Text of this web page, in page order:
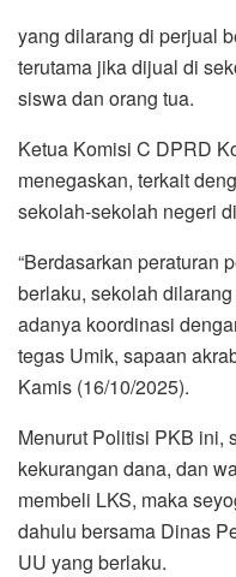
yang dilarang di perjual
terutama jika dijual di
siswa dan orang tua.
Ketua Komisi C DPRD
menegaskan, terkait
sekolah-sekolah negeri
“Berdasarkan peraturan
berlaku, sekolah
adanya koordinasi
tegas Umik, sapaan
Kamis (16/10/2025).
Menurut Politisi PKB ini,
kekurangan dana, dan
membeli LKS, maka
dahulu bersama Dinas
UU yang berlaku.